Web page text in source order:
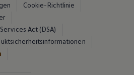
Cookie-Richtlinie
Act (DSA)